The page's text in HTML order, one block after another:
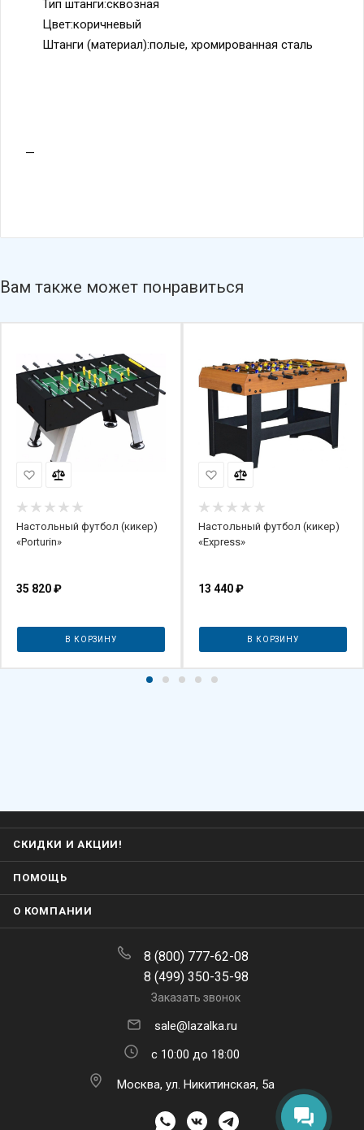
Тип штанги:сквозная
Цвет:коричневый
Штанги (материал):полые, хромированная сталь
Вам также может понравиться
Настольный футбол (кикер)
«Porturin»
35 820₽
В КОРЗИНУ
Настольный футбол (кикер)
«Express»
13 440₽
В КОРЗИНУ
СКИДКИ И АКЦИИ!
ПОМОЩЬ
О КОМПАНИИ
8 (800) 777-62-08
8 (499) 350-35-98
Заказать звонок
sale@lazalka.ru
с 10:00 до 18:00
Москва, ул. Никитинская, 5а